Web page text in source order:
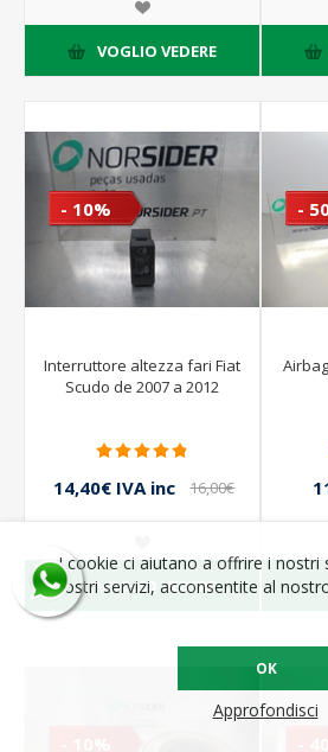
VOGLIO VEDERE
- 10%
Interruttore altezza fari Fiat
Scudo de 2007 a 2012
14,40€ IVA inc
16,00€
VOGLIO VEDERE
-
I cookie ci aiutano a offrire i nostri
nostri servizi, acconsentite al
OK
Approfondisci